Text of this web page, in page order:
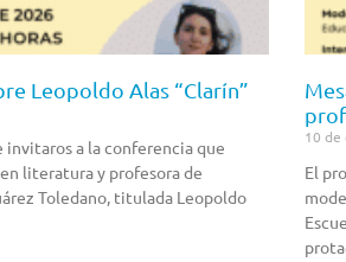
Leopoldo Alas “Clarín”
invitaros a la conferencia que
literatura y profesora de
Toledano, titulada Leopoldo
10 de
El